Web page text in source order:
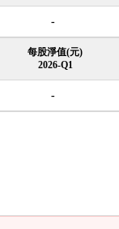
-
每股淨值(元)
2026-Q1
-